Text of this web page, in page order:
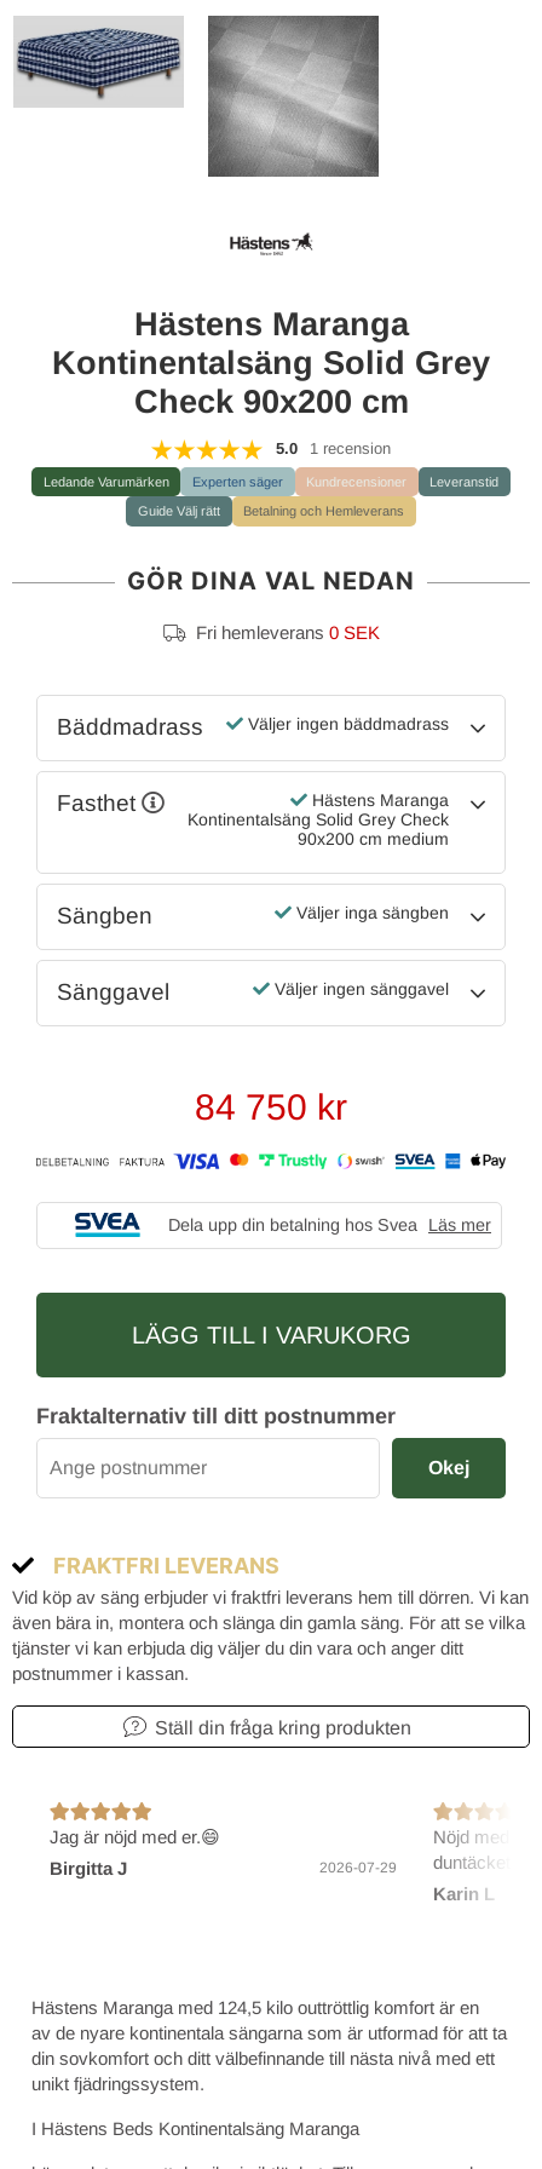
Jag är nöjd med er.😄
Birgitta J
2026-07-29
Nöjd med
duntäcket.
Karin L
Hästens Maranga med 124,5 kilo outtröttlig komfort är en
av de nyare kontinentala sängarna som är utformad för att ta
din sovkomfort och ditt välbefinnande till nästa nivå med ett
unikt fjädringssystem.
I Hästens Beds Kontinentalsäng Maranga
Hästens Maranga
Kontinentalsäng Solid Grey
Check 90x200 cm
5.0 1 recension
Ledande Varumärken Experten säger Kundrecensioner Leveranstid
Guide Välj rätt Betalning och Hemleverans
GÖR DINA VAL NEDAN
Fri hemleverans 0 SEK
Bäddmadrass Väljer ingen bäddmadrass
Fasthet
Hästens Maranga
Kontinentalsäng Solid Grey Check
90x200 cm medium
Sängben Väljer inga sängben
Sänggavel Väljer ingen sänggavel
84 750 kr
Dela upp din betalning hos Svea Läs mer
LÄGG TILL I VARUKORG
Fraktalternativ till ditt postnummer
Okej
FRAKTFRI LEVERANS
Vid köp av säng erbjuder vi fraktfri leverans hem till dörren. Vi kan
även bära in, montera och slänga din gamla säng. För att se vilka
tjänster vi kan erbjuda dig väljer du din vara och anger ditt
postnummer i kassan.
Ställ din fråga kring produkten